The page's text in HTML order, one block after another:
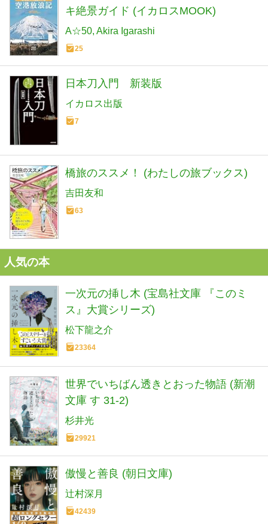
キ絶景ガイド (イカロスMOOK)
A☆50 Akira Igarashi
25
日本刀入門 新装版
イカロス出版
7
橋旅のススメ！ (わたしの旅ブックス)
吉田友和
63
人気の本
一次元の挿し木 (宝島社文庫 『このミ
ス』大賞シリーズ)
松下龍之介
23364
世界でいちばん透きとおった物語 (新潮
文庫 す 31-2)
杉井光
29921
傲慢と善良 (朝日文庫)
辻村深月
42439